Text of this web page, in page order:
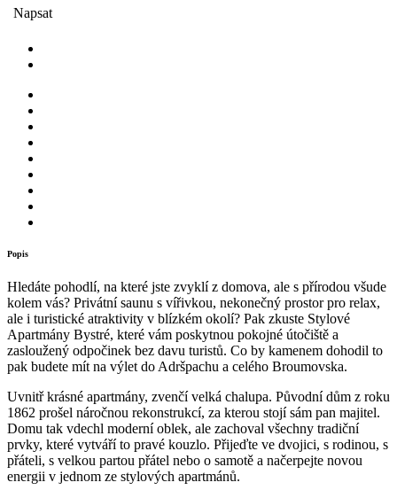
Napsat
Popis
Hledáte pohodlí, na které jste zvyklí z domova, ale s přírodou všude
kolem vás? Privátní saunu s vířivkou, nekonečný prostor pro relax,
ale i turistické atraktivity v blízkém okolí? Pak zkuste Stylové
Apartmány Bystré, které vám poskytnou pokojné útočiště a
zasloužený odpočinek bez davu turistů. Co by kamenem dohodil to
pak budete mít na výlet do Adršpachu a celého Broumovska.
Uvnitř krásné apartmány, zvenčí velká chalupa. Původní dům z roku
1862 prošel náročnou rekonstrukcí, za kterou stojí sám pan majitel.
Domu tak vdechl moderní oblek, ale zachoval všechny tradiční
prvky, které vytváří to pravé kouzlo. Přijeďte ve dvojici, s rodinou, s
přáteli, s velkou partou přátel nebo o samotě a načerpejte novou
energii v jednom ze stylových apartmánů.